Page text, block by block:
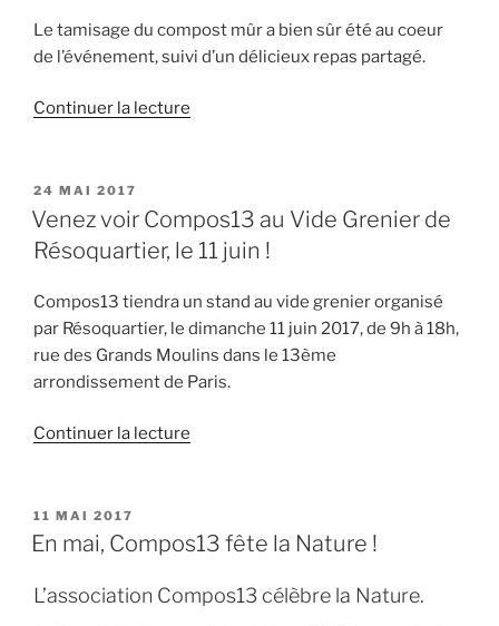
Le tamisage du compost mûr a bien sûr été au coeur
de l’événement, suivi d’un délicieux repas partagé.
Continuer la lecture
ses
deux
! »
PUBLIÉ
LE
24 MAI 2017
Venez voir Compos13 au Vide Grenier de
Résoquartier, le 11 juin !
Compos13 tiendra un stand au vide grenier organisé
par Résoquartier, le dimanche 11 juin 2017, de 9h à 18h,
rue des Grands Moulins dans le 13ème
arrondissement de Paris.
Continuer la lecture
au
Grenier
PUBLIÉ
LE
11 MAI 2017
En mai, Compos13 fête la Nature !
L’association Compos13 célèbre la Nature.